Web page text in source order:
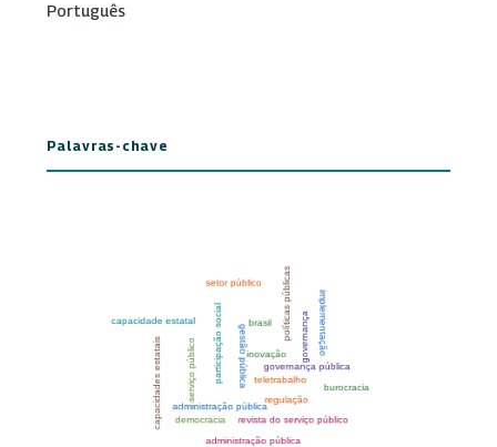
Português
Palavras-chave